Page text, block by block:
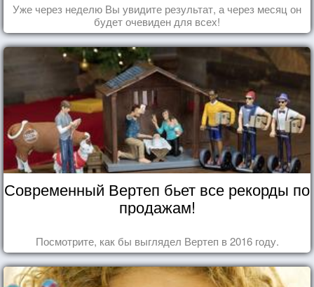
Уже через неделю Вы увидите результат, а через месяц он
будет очевиден для всех!
Современный Вертеп бьет все рекорды по
продажам!
Посмотрите, как бы выглядел Вертеп в 2016 году.